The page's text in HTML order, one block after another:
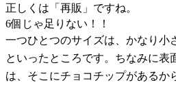
正しくは「再販」ですね。
6個じゃ足りない！！
一つひとつのサイズは、かなり小
といったところです。ちなみに表
は、そこにチョコチップがあるか